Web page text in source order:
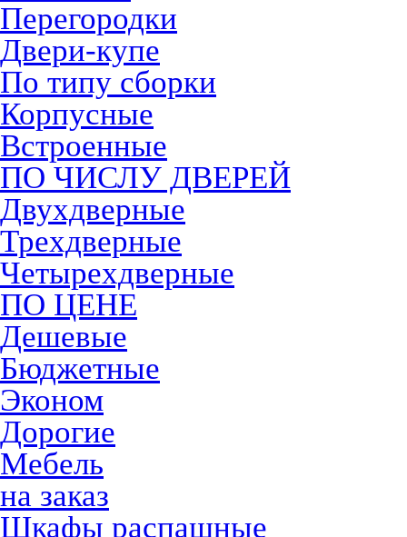
Перегородки
Двери-купе
По типу сборки
Корпусные
Встроенные
ПО ЧИСЛУ ДВЕРЕЙ
Двухдверные
Трехдверные
Четырехдверные
ПО ЦЕНЕ
Дешевые
Бюджетные
Эконом
Дорогие
Мебель
на заказ
Шкафы распашные